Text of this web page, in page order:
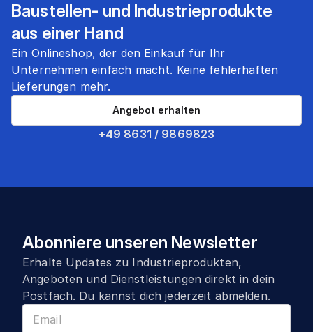
Baustellen- und Industrieprodukte
aus einer Hand
Ein Onlineshop, der den Einkauf für Ihr
Unternehmen einfach macht. Keine fehlerhaften
Lieferungen mehr.
+49 8631 / 9869823
Angebot erhalten
Abonniere unseren Newsletter
Erhalte Updates zu Industrieprodukten,
Angeboten und Dienstleistungen direkt in dein
Postfach. Du kannst dich jederzeit abmelden.